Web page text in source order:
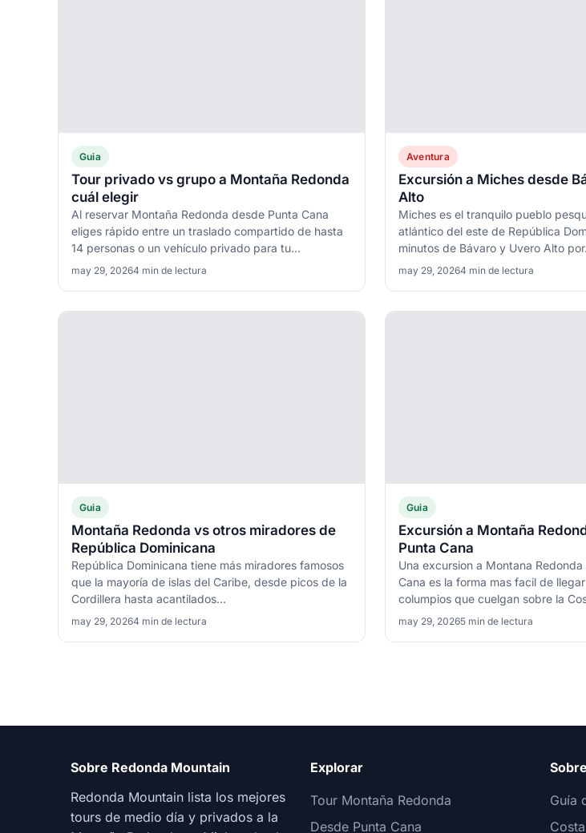
Guia
Tour privado vs grupo a Montaña Redonda
cuál elegir
Al reservar Montaña Redonda desde Punta Cana
eliges rápido entre un traslado compartido de hasta
14 personas o un vehículo privado para tu...
may 29, 20264 min de lectura
Aventura
Excursión a Miches desde
Alto
Miches es el tranquilo pueblo
atlántico del este de República
minutos de Bávaro y Uvero Alto
may 29, 20264 min de lectura
Guia
Montaña Redonda vs otros miradores de
República Dominicana
República Dominicana tiene más miradores famosos
que la mayoría de islas del Caribe, desde picos de la
Cordillera hasta acantilados...
may 29, 20264 min de lectura
Guia
Excursión a Montaña
Punta Cana
Una excursion a Montana
Cana es la forma mas facil de
columpios que cuelgan sobre la
may 29, 20265 min de lectura
Sobre Redonda Mountain
Redonda Mountain lista los mejores
tours de medio día y privados a la
Explorar
Tour Montaña Redonda
Desde Punta Cana
Guía